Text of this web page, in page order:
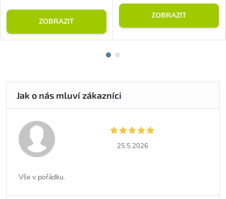
ZOBRAZIT
ZOBRAZIT
25.5.2026
Vše v pořádku.